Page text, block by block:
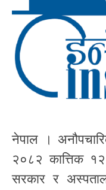
नेपाल ।
२०८२ कात्तिक
सरकार र